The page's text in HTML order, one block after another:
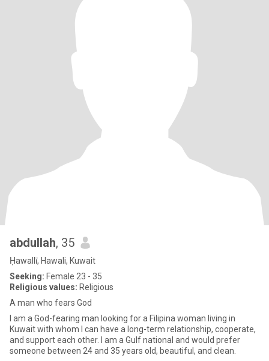
abdullah, 35
Ḥawallī, Hawali, Kuwait
Seeking: Female 23 - 35
Religious values: Religious
A man who fears God
I am a God-fearing man looking for a Filipina woman living in
Kuwait with whom I can have a long-term relationship, cooperate,
and support each other. I am a Gulf national and would prefer
someone between 24 and 35 years old, beautiful, and clean.